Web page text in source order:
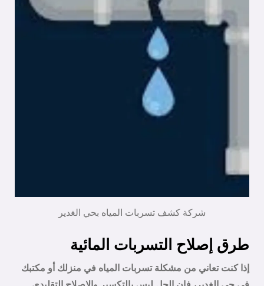
شركة كشف تسربات المياه بحي الغدير
طرق إصلاح التسربات المائية
إذا كنت تعاني من مشكلة تسربات المياه في منزلك أو مكتبك